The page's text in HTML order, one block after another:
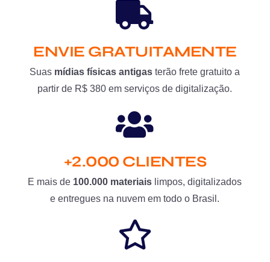
ENVIE GRATUITAMENTE
Suas mídias físicas antigas terão frete gratuito a
partir de R$ 380 em serviços de digitalização.
+2.000 CLIENTES
E mais de 100.000 materiais limpos, digitalizados
e entregues na nuvem em todo o Brasil.